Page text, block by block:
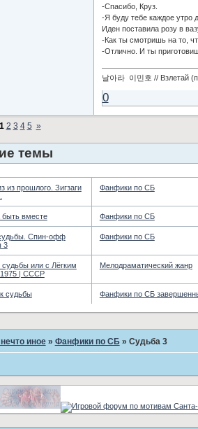
-Спасибо, Круз.
-Я буду тебе каждое утро
Иден поставила розу в
-Как ты смотришь на то,
-Отлично. И ты
날아라 이민호 // Взлетай
0
1 2 3 4 5 »
темы
из прошлого. Зигзаги
Фанфики по СБ
быть вместе Фанфики по СБ
Спин-офф
3
Фанфики по СБ
судьбы или с Лёгким
| СССР
Мелодраматический жанр
судьбы Фанфики по СБ
иное » Фанфики по СБ » Судьба 3